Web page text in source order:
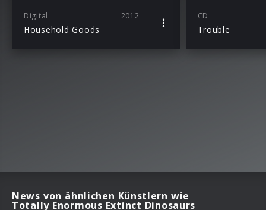
Digital 2012
Household Goods
CD
Trouble
News von ähnlichen Künstlern wie
Totally Enormous Extinct Dinosaurs